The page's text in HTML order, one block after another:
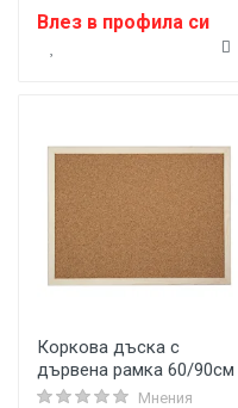
Влез в профила си
Коркова дъска с
дървена рамка 60/90см
Мнения